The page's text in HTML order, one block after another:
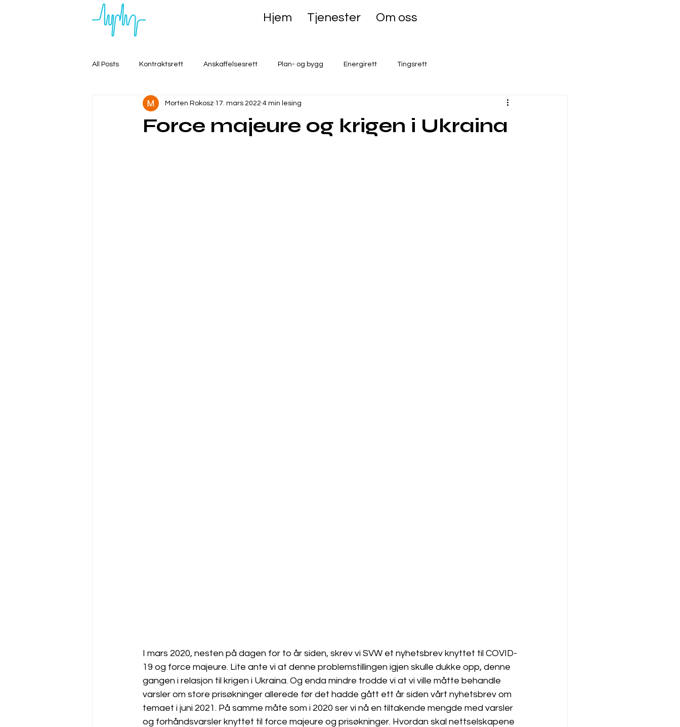
Hjem Tjenester Om oss
All Posts Kontraktsrett Anskaffelsesrett Plan- og bygg Energirett Tingsrett
Force majeure og krigen i Ukraina
Morten Rokosz 17. mars 2022 4 min lesing
I mars 2020, nesten på dagen for to år siden, skrev vi SVW et nyhetsbrev knyttet til COVID-
19 og force majeure. Lite ante vi at denne problemstillingen igjen skulle dukke opp, denne
gangen i relasjon til krigen i Ukraina. Og enda mindre trodde vi at vi ville måtte behandle
varsler om store prisøkninger allerede før det hadde gått ett år siden vårt nyhetsbrev om
temaet i juni 2021. På samme måte som i 2020 ser vi nå en tiltakende mengde med varsler
og forhåndsvarsler knyttet til force majeure og prisøkninger. Hvordan skal nettselskapene